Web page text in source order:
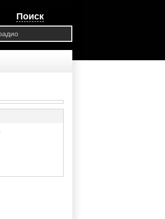
Поиск